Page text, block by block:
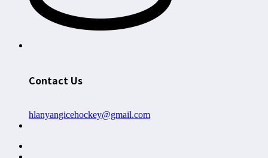
Contact Us
hlanyangicehockey@gmail.com